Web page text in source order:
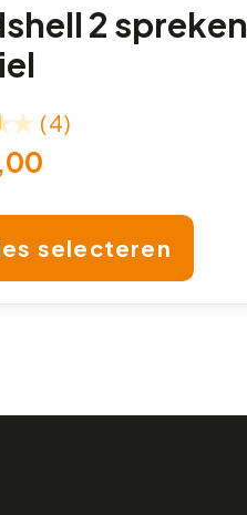
2
(4)
selecteren